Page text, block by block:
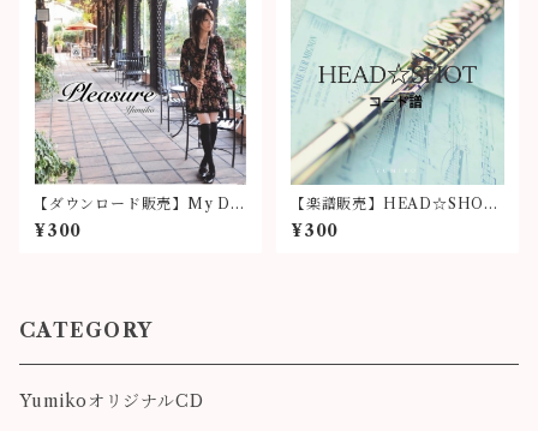
【ダウンロード販売】My Dis
tance
¥300
【楽譜販売】HEAD☆SHOT
(コード譜)
¥300
CATEGORY
YumikoオリジナルCD